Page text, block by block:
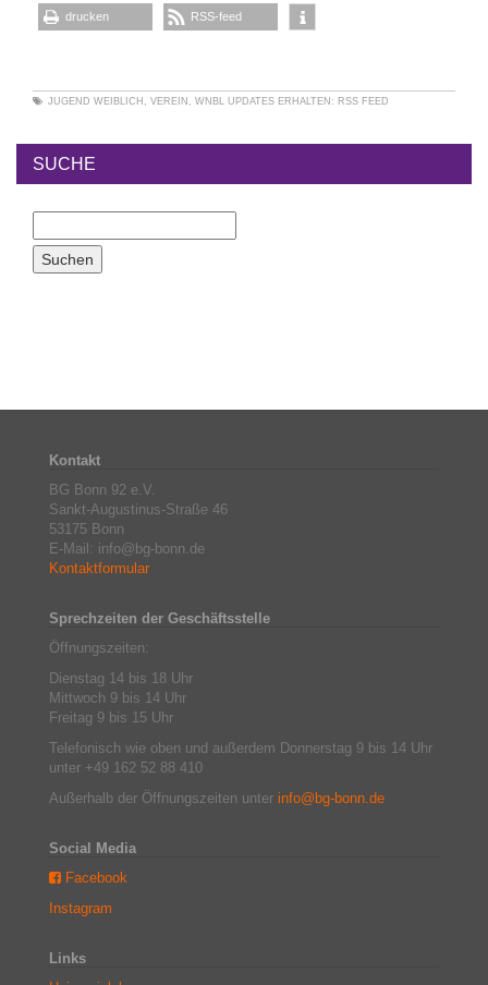
drucken RSS-feed
JUGEND WEIBLICH , VEREIN , WNBL UPDATES ERHALTEN: RSS FEED
SUCHE
Kontakt
BG Bonn 92 e.V.
Sankt-Augustinus-Straße 46
53175 Bonn
E-Mail: info@bg-bonn.de
Kontaktformular
Sprechzeiten der Geschäftsstelle
Öffnungszeiten:
Dienstag 14 bis 18 Uhr
Mittwoch 9 bis 14 Uhr
Freitag 9 bis 15 Uhr
Telefonisch wie oben und außerdem Donnerstag 9 bis 14 Uhr
unter +49 162 52 88 410
Außerhalb der Öffnungszeiten unter info@bg-bonn.de
Social Media
Facebook
Instagram
Links